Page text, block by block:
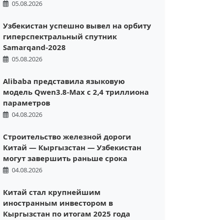
05.08.2026
Узбекистан успешно вывел на орбиту
гиперспектральный спутник
Samarqand-2028
05.08.2026
Alibaba представила языковую
модель Qwen3.8-Max с 2,4 триллиона
параметров
04.08.2026
Строительство железной дороги
Китай — Кыргызстан — Узбекистан
могут завершить раньше срока
04.08.2026
Китай стал крупнейшим
иностранным инвестором в
Кыргызстан по итогам 2025 года